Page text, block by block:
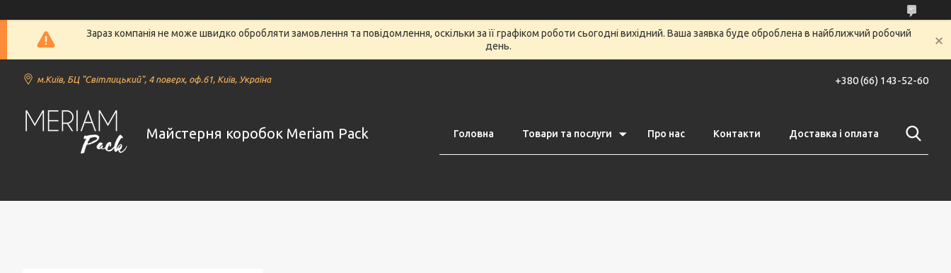
Зараз компанія не може швидко обробляти замовлення та повідомлення, оскільки за її графіком роботи сьогодні вихідний. Ваша заявка буде оброблена в найближчий робочий
день.
м.Київ, БЦ "Світлицький", 4 поверх, оф.61, Київ, Україна +380 (66) 143-52-60
Майстерня коробок Meriam Pack Головна Товари та послуги Про нас Контакти Доставка і оплата